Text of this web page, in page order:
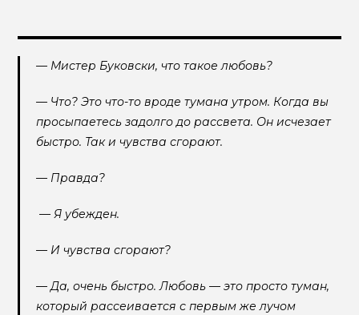
— Мистер Буковски, что такое любовь?
— Что? Это что-то вроде тумана утром. Когда вы
просыпаетесь задолго до рассвета. Он исчезает
быстро. Так и чувства сгорают.
— Правда?
— Я убежден.
— И чувства сгорают?
— Да, очень быстро. Любовь — это просто туман,
который рассеивается с первым же лучом